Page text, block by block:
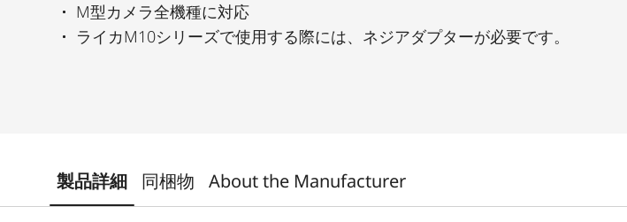
M型カメラ全機種に対応
ライカM10シリーズで使用する際には、ネジアダプターが必要です。
製品詳細 同梱物 About the Manufacturer